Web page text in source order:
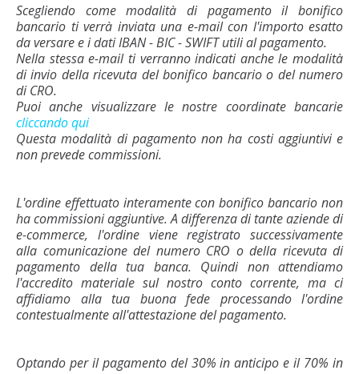
Scegliendo come modalità di pagamento il bonifico
bancario ti verrà inviata una e-mail con l'importo esatto
da versare e i dati IBAN - BIC - SWIFT utili al pagamento.
Nella stessa e-mail ti verranno indicati anche le modalità
di invio della ricevuta del bonifico bancario o del numero
di CRO.
Puoi anche visualizzare le nostre coordinate bancarie
cliccando qui
Questa modalità di pagamento non ha costi aggiuntivi e
non prevede commissioni.
L'ordine effettuato interamente con bonifico bancario non
ha commissioni aggiuntive. A differenza di tante aziende di
e-commerce, l'ordine viene registrato successivamente
alla comunicazione del numero CRO o della ricevuta di
pagamento della tua banca. Quindi non attendiamo
l'accredito materiale sul nostro conto corrente, ma ci
affidiamo alla tua buona fede processando l'ordine
contestualmente all'attestazione del pagamento.
Optando per il pagamento del 30% in anticipo e il 70% in